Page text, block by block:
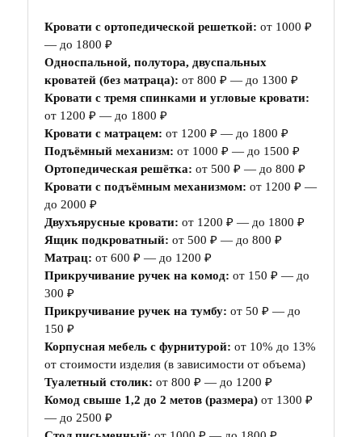
Кровати с ортопедической решеткой: от 1000 ₽
— до 1800 ₽
Односпальной, полутора, двуспальных
кроватей (без матраца): от 800 ₽ — до 1300 ₽
Кровати с тремя спинками и угловые кровати:
от 1200 ₽ — до 1800 ₽
Кровати с матрацем: от 1200 ₽ — до 1800 ₽
Подъёмный механизм: от 1000 ₽ — до 1500 ₽
Ортопедическая решётка: от 500 ₽ — до 800 ₽
Кровати с подъёмным механизмом: от 1200 ₽ —
до 2000 ₽
Двухъярусные кровати: от 1200 ₽ — до 1800 ₽
Ящик подкроватный: от 500 ₽ — до 800 ₽
Матрац: от 600 ₽ — до 1200 ₽
Прикручивание ручек на комод: от 150 ₽ — до
300 ₽
Прикручивание ручек на тумбу: от 50 ₽ — до
150 ₽
Корпусная мебель с фурнитурой: от 10% до 13%
от стоимости изделия (в зависимости от объема)
Туалетный столик: от 800 ₽ — до 1200 ₽
Комод свыше 1,2 до 2 метов (размера) от 1300 ₽
— до 2500 ₽